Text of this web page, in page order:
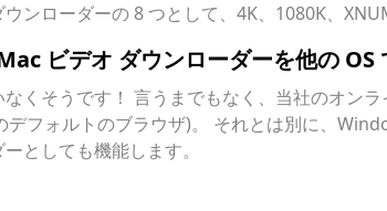
ンローダーの 8 つとして、4K、1080K、
ビデオ ダウンローダーを他の OS
くそうです！ 言うまでもなく、当社のオン
デフォルトのブラウザ)。 それとは別に、
としても機能します。